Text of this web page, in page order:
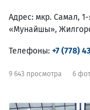
Адрес: мкр. Самал,
«Мунайшы»,
Телефоны: +7 (778)
9 643 просмотра 6